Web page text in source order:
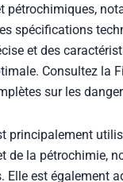
pétrochimiques,
spécifications
et des
Consultez la
sur les
principalement
de la pétrochimie,
Elle est également